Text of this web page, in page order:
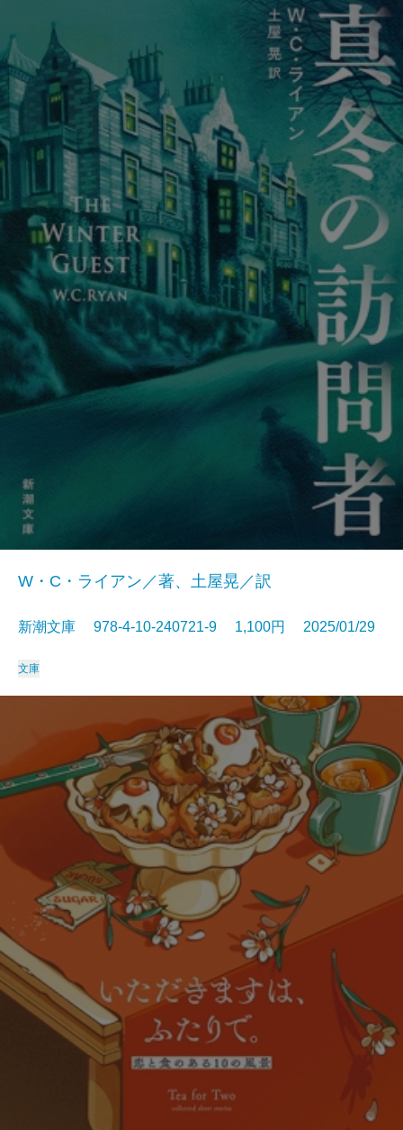
W・C・ライアン／著、土屋晃／訳
新潮文庫 978-4-10-240721-9 1,100円 2025/01/29
文庫